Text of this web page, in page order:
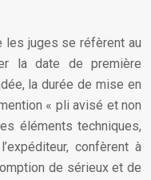
les juges se réfèrent au
la date de première
la durée de mise en
« pli avisé et non
éléments techniques,
confèrent à
de sérieux et de